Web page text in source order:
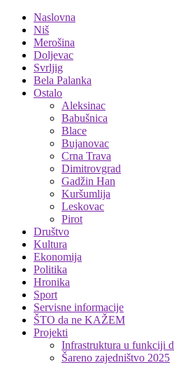
Naslovna
Niš
Merošina
Doljevac
Svrljig
Bela Palanka
Ostalo
Aleksinac
Babušnica
Blace
Bujanovac
Crna Trava
Dimitrovgrad
Gadžin Han
Kuršumlija
Leskovac
Pirot
Društvo
Kultura
Ekonomija
Politika
Hronika
Sport
Servisne informacije
ŠTO da ne KAŽEM
Projekti
Infrastruktura u funkciji
Šareno zajedništvo 2025